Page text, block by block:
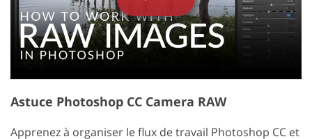
Astuce Photoshop CC Camera RAW
Apprenez à organiser le flux de travail Photoshop CC et